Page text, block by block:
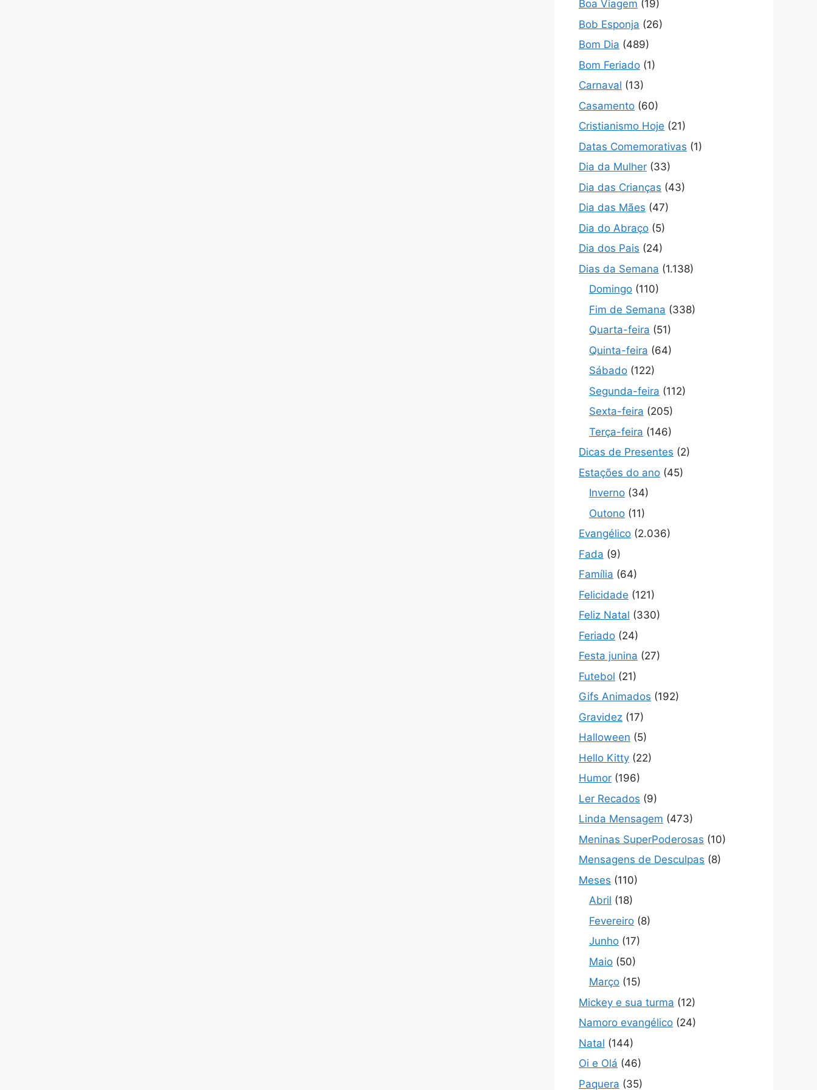
Boa Viagem (19)
Bob Esponja (26)
Bom Dia (489)
Bom Feriado (1)
Carnaval (13)
Casamento (60)
Cristianismo Hoje (21)
Datas Comemorativas (1)
Dia da Mulher (33)
Dia das Crianças (43)
Dia das Mães (47)
Dia do Abraço (5)
Dia dos Pais (24)
Dias da Semana (1.138)
Domingo (110)
Fim de Semana (338)
Quarta-feira (51)
Quinta-feira (64)
Sábado (122)
Segunda-feira (112)
Sexta-feira (205)
Terça-feira (146)
Dicas de Presentes (2)
Estações do ano (45)
Inverno (34)
Outono (11)
Evangélico (2.036)
Fada (9)
Família (64)
Felicidade (121)
Feliz Natal (330)
Feriado (24)
Festa junina (27)
Futebol (21)
Gifs Animados (192)
Gravidez (17)
Halloween (5)
Hello Kitty (22)
Humor (196)
Ler Recados (9)
Linda Mensagem (473)
Meninas SuperPoderosas (10)
Mensagens de Desculpas (8)
Meses (110)
Abril (18)
Fevereiro (8)
Junho (17)
Maio (50)
Março (15)
Mickey e sua turma (12)
Namoro evangélico (24)
Natal (144)
Oi e Olá (46)
Paquera (35)